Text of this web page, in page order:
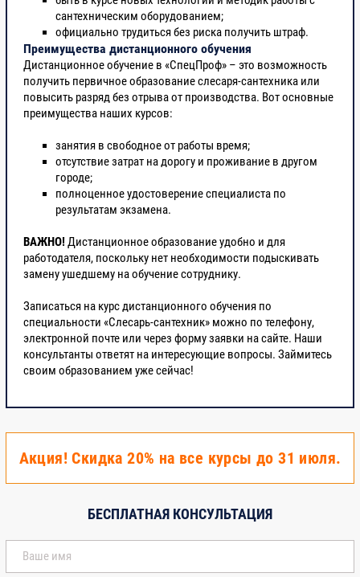
сантехническим оборудованием;
официально трудиться без риска получить штраф.
Преимущества дистанционного обучения
Дистанционное обучение в «СпецПроф» – это возможность
получить первичное образование слесаря-сантехника или
повысить разряд без отрыва от производства. Вот основные
преимущества наших курсов:
занятия в свободное от работы время;
отсутствие затрат на дорогу и проживание в другом
городе;
полноценное удостоверение специалиста по
результатам экзамена.
ВАЖНО! Дистанционное образование удобно и для
работодателя, поскольку нет необходимости подыскивать
замену ушедшему на обучение сотруднику.
Записаться на курс дистанционного обучения по
специальности «Слесарь-сантехник» можно по телефону,
электронной почте или через форму заявки на сайте. Наши
консультанты ответят на интересующие вопросы. Займитесь
своим образованием уже сейчас!
Акция! Скидка 20% на все курсы до 31 июля.
БЕСПЛАТНАЯ КОНСУЛЬТАЦИЯ